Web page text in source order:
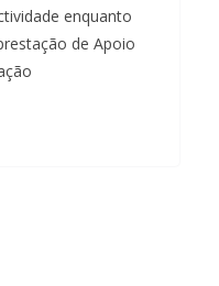
enquanto
de Apoio